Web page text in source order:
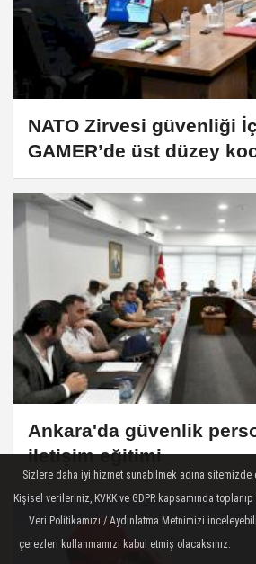
NATO Zirvesi güvenliği
GAMER’de üst düzey
Ankara'da güvenlik
iletişim eğitimi
Sizlere daha iyi hizmet sunabilmek adına sitemizde
Kişisel verileriniz, KVKK ve GDPR kapsamında
Veri Politikamızı / Aydınlatma Metnimizi
çerezleri kullanmamızı kabul etmiş olacaksınız.